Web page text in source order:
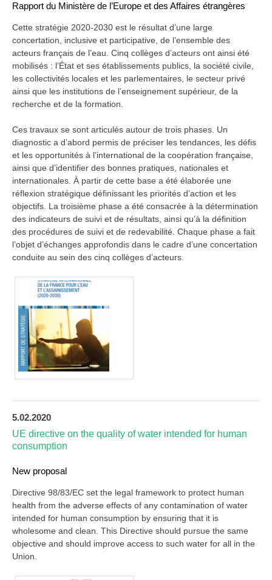
Rapport du Ministère de l’Europe et des Affaires étrangères
Cette stratégie 2020-2030 est le résultat d’une large
concertation, inclusive et participative, de l’ensemble des
acteurs français de l’eau. Cinq collèges d’acteurs ont ainsi été
mobilisés : l’État et ses établissements publics, la société civile,
les collectivités locales et les parlementaires, le secteur privé
ainsi que les institutions de l’enseignement supérieur, de la
recherche et de la formation.
Ces travaux se sont articulés autour de trois phases. Un
diagnostic a d’abord permis de préciser les tendances, les défis
et les opportunités à l’international de la coopération française,
ainsi que d’identifier des bonnes pratiques, nationales et
internationales. À partir de cette base a été élaborée une
réflexion stratégique définissant les priorités d’action et les
objectifs. La troisième phase a été consacrée à la détermination
des indicateurs de suivi et de résultats, ainsi qu’à la définition
des procédures de suivi et de redevabilité. Chaque phase a fait
l’objet d’échanges approfondis dans le cadre d’une concertation
conduite au sein des cinq collèges d’acteurs.
5.02.2020
UE directive on the quality of water intended for human
consumption
New proposal
Directive 98/83/EC set the legal framework to protect human
health from the adverse effects of any contamination of water
intended for human consumption by ensuring that it is
wholesome and clean. This Directive should pursue the same
objective and should improve access to such water for all in the
Union.